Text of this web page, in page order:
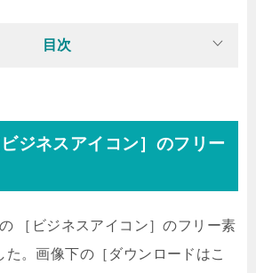
目次
ジネスアイコン］のフリー
［ビジネスアイコン］のフリー素
。画像下の［ダウンロードはこ